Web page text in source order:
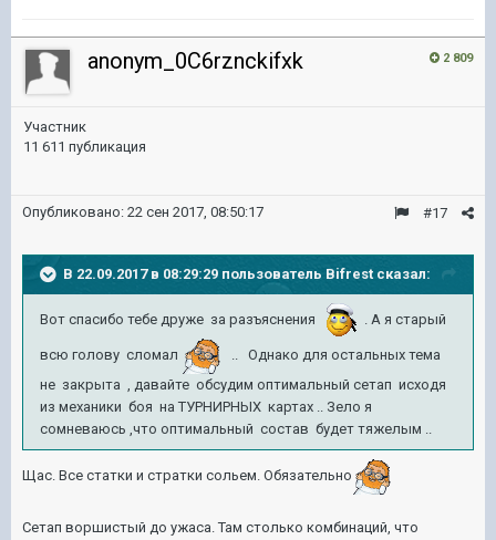
2 809
anonym_0C6rznckifxk
Участник
11 611 публикация
#17
Опубликовано: 22 сен 2017, 08:50:17
В 22.09.2017 в 08:29:29 пользователь Bifrest сказал:
Вот спасибо тебе друже за разъяснения . А я старый
всю голову сломал
.. Однако для остальных тема
не закрыта , давайте обсудим оптимальный сетап исходя
из механики боя на ТУРНИРНЫХ картах .. Зело я
сомневаюсь ,что оптимальный состав будет тяжелым ..
Щас. Все статки и стратки сольем. Обязательно
Сетап воршистый до ужаса. Там столько комбинаций, что